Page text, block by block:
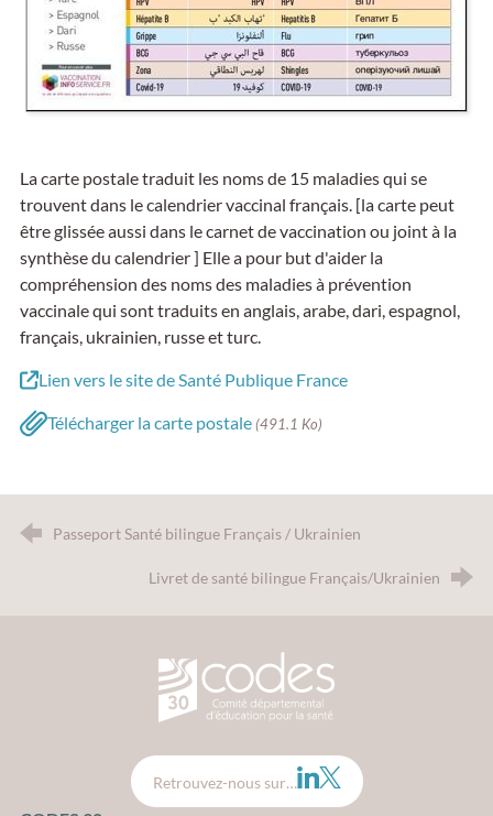
La carte postale traduit les noms de 15 maladies qui se
trouvent dans le calendrier vaccinal français. [la carte peut
être glissée aussi dans le carnet de vaccination ou joint à la
synthèse du calendrier ] Elle a pour but d'aider la
compréhension des noms des maladies à prévention
vaccinale qui sont traduits en anglais, arabe, dari, espagnol,
français, ukrainien, russe et turc.
Lien vers le site de Santé Publique France
Télécharger la carte postale(491.1 Ko)
Passeport Santé bilingue Français / Ukrainien
Livret de santé bilingue Français/Ukrainien
CODES 30 - Comité
Retrouvez-nous sur… LinkedIn
Twitter